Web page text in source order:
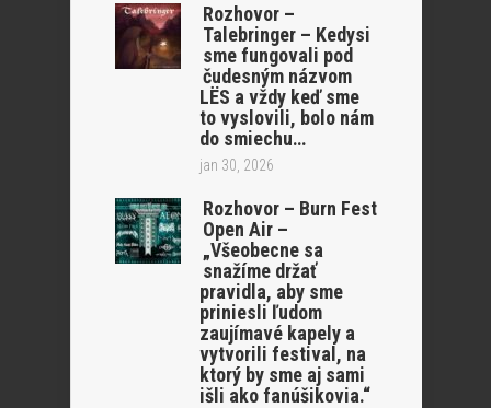
Rozhovor –
Talebringer – Kedysi
sme fungovali pod
čudesným názvom
LËS a vždy keď sme
to vyslovili, bolo nám
do smiechu…
jan 30, 2026
Rozhovor – Burn Fest
Open Air –
„Všeobecne sa
snažíme držať
pravidla, aby sme
priniesli ľudom
zaujímavé kapely a
vytvorili festival, na
ktorý by sme aj sami
išli ako fanúšikovia.“